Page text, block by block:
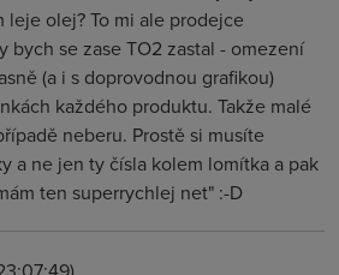
leje olej? To mi ale prodejce
bych se zase TO2 zastal - omezení
(a i s doprovodnou grafikou)
každého produktu. Takže malé
neberu. Prostě si musíte
a ne jen ty čísla kolem lomítka a pak
ten superrychlej net" :-D